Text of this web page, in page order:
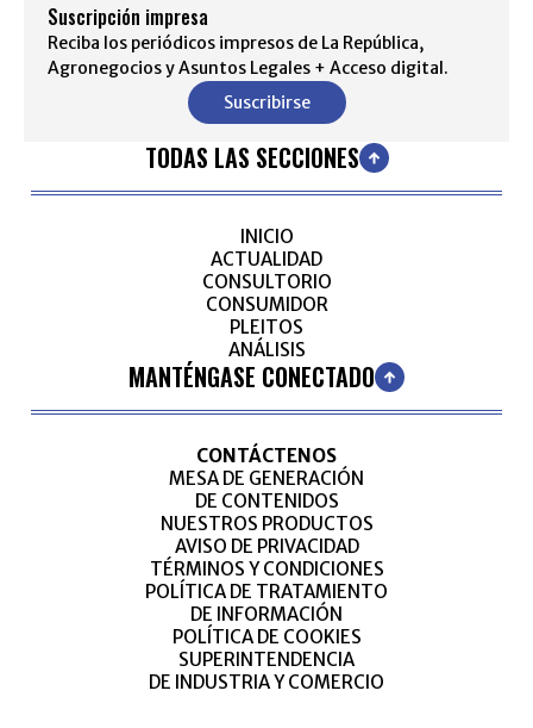
Suscripción impresa
Reciba los periódicos impresos de La República,
Agronegocios y Asuntos Legales + Acceso digital.
Suscribirse
TODAS LAS SECCIONES
INICIO
ACTUALIDAD
CONSULTORIO
CONSUMIDOR
PLEITOS
ANÁLISIS
MANTÉNGASE CONECTADO
CONTÁCTENOS
MESA DE GENERACIÓN
DE CONTENIDOS
NUESTROS PRODUCTOS
AVISO DE PRIVACIDAD
TÉRMINOS Y CONDICIONES
POLÍTICA DE TRATAMIENTO
DE INFORMACIÓN
POLÍTICA DE COOKIES
SUPERINTENDENCIA
DE INDUSTRIA Y COMERCIO